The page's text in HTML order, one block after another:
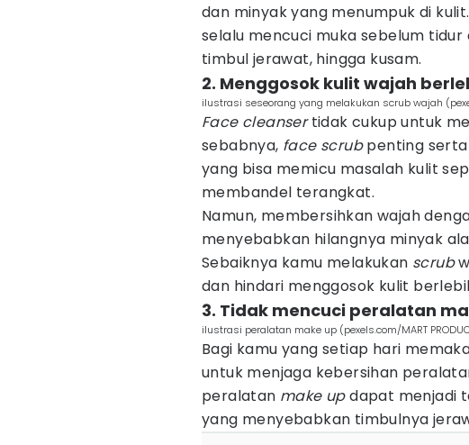
dan minyak yang menumpuk di
selalu mencuci muka sebelum
timbul jerawat, hingga kusam.
2. Menggosok kulit wajah
ilustrasi seseorang yang melakukan scrub wajah
Face cleansertidak cukup untuk
sebabnya, face scrubpenting serta
yang bisa memicu masalah kulit
membandel terangkat.
Namun, membersihkan wajah
menyebabkan hilangnya minyak
Sebaiknya kamu melakukan scrub
dan hindari menggosok kulit
3. Tidak mencuci peralatan
ilustrasi peralatan make up (pexels.com/MART
Bagi kamu yang setiap hari
untuk menjaga kebersihan
peralatan make updapat menjadi
yang menyebabkan timbulnya